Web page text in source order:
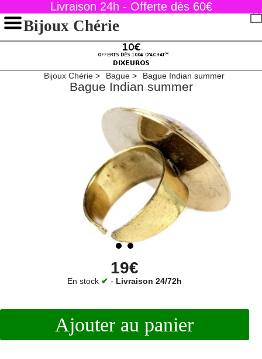
Bijoux Chérie
Livraison 24h - Offerte dès 60€
Bijoux Chérie Bague Bague Indian summer
Bague Indian summer
19€
En stock ✔ - Livraison 24/72h
Ajouter au panier